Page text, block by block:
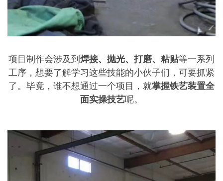
项目制作会涉及到焊接、抛光、打磨、粘贴等一系列
工序，想要了解学习这些技能的小伙子们，可要抓紧
了。毕竟，谁不想通过一个项目，就掌握铁艺装置全
面实操技艺呢。